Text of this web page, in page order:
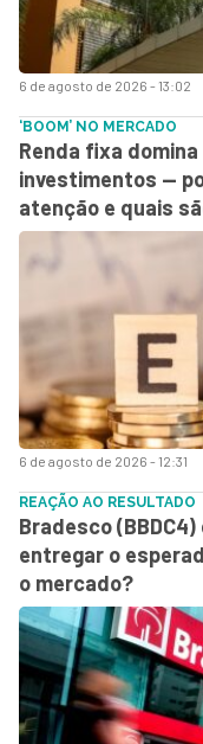
6 de agosto de 2026 - 13:02
6 de agosto de 2026 - 12:31
‘BOOM’ NO MERCADO
Renda fixa
investimentos —
atenção e quais
REAÇÃO AO RESULTADO
Bradesco
entregar o
o mercado?